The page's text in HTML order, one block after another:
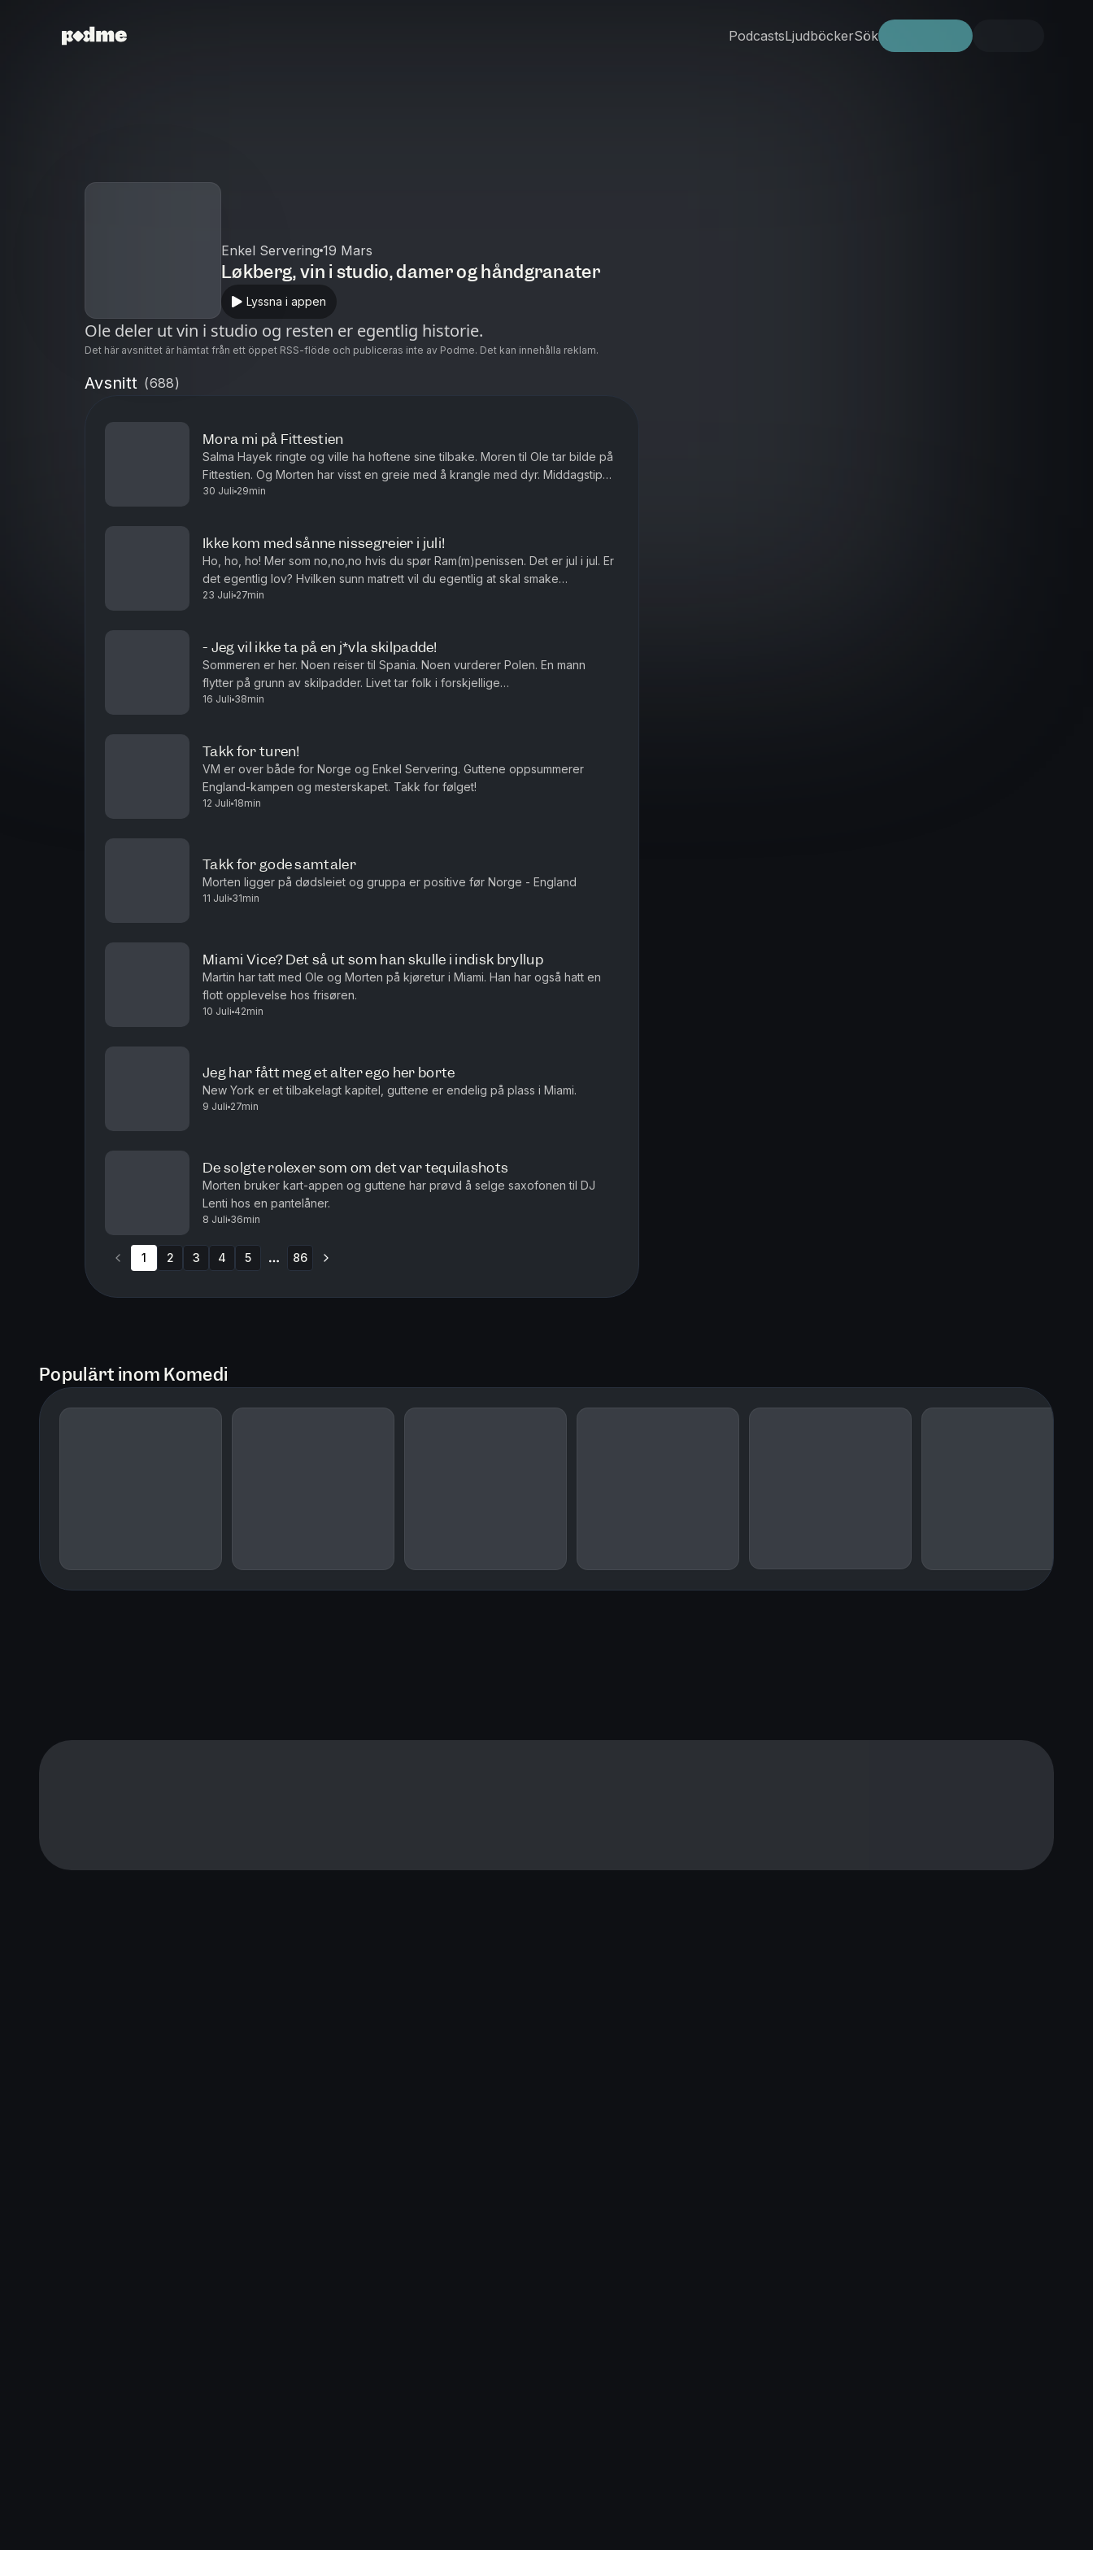
PodcastsLjudböckerSök
Enkel Servering 19 Mars
Løkberg, vin i studio, damer og håndgranater
Lyssna i appen
Ole deler ut vin i studio og resten er egentlig historie.
Det här avsnittet är hämtat från ett öppet RSS-flöde och publiceras inte av Podme. Det kan innehålla reklam.
Avsnitt (688)
Mora mi på Fittestien
Salma Hayek ringte og ville ha hoftene sine tilbake. Moren til Ole tar bilde på
Fittestien. Og Morten har visst en greie med å krangle med dyr. Middagstips:
30 Juli 29min
Ikke kom med sånne nissegreier i juli!
Ho, ho, ho! Mer som no,no,no hvis du spør Ram(m)penissen. Det er jul i jul. Er
det egentlig lov? Hvilken sunn matrett vil du egentlig at skal smake
wienerbrød? Og kan Petter Katastrofe bli den kjendi...
23 Juli 27min
- Jeg vil ikke ta på en j*vla skilpadde!
Sommeren er her. Noen reiser til Spania. Noen vurderer Polen. En mann
flytter på grunn av skilpadder. Livet tar folk i forskjellige
16 Juli 38min
Takk for turen!
VM er over både for Norge og Enkel Servering. Guttene oppsummerer
England-kampen og mesterskapet. Takk for følget!
12 Juli 18min
Takk for gode samtaler
Morten ligger på dødsleiet og gruppa er positive før Norge - England
11 Juli 31min
Miami Vice? Det så ut som han skulle i indisk bryllup
Martin har tatt med Ole og Morten på kjøretur i Miami. Han har også hatt en
flott opplevelse hos frisøren.
10 Juli 42min
Jeg har fått meg et alter ego her borte
New York er et tilbakelagt kapitel, guttene er endelig på plass i Miami.
9 Juli 27min
De solgte rolexer som om det var tequilashots
Morten bruker kart-appen og guttene har prøvd å selge saxofonen til DJ
Lenti hos en pantelåner.
8 Juli 36min
1 2 3 4 5 86
Populärt inom Komedi